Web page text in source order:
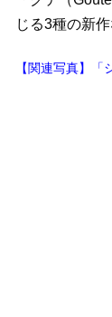
じる3種の新
【関連写真】